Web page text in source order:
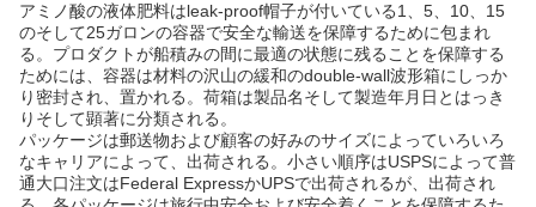
アミノ酸の液体肥料はleak-proof帽子が付いている1、5、10、15
のそして25ガロンの容器で安全な輸送を保障するために包まれ
る。プロダクトが船積みの間に最適の状態に残ることを保障する
ためには、容器は材料の沢山の緩和のdouble-wall波形箱にしっか
り密封され、置かれる。荷箱は製品名そして製造年月日とはっき
りそして顕著に分類される。
パッケージは郵送物および顧客の好みのサイズによっていろいろ
なキャリアによって、出荷される。小さい順序はUSPSによって普
通大口注文はFederal ExpressかUPSで出荷されるが、出荷され